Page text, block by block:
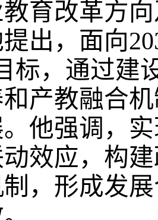
育改革方
出，面向
标，通过建
产教融合
他强调，
效应，构
，形成发